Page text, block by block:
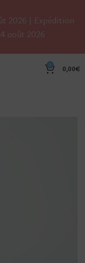
0 0,00€
2026 | Expédition
août 2026